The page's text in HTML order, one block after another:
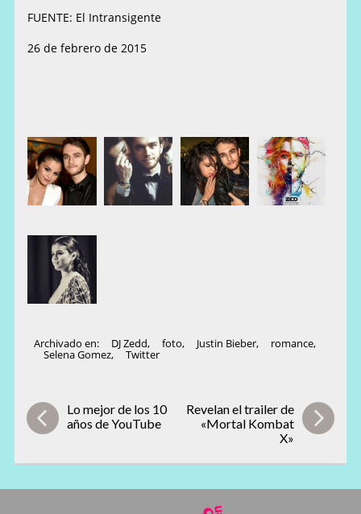
FUENTE: El Intransigente
26 de febrero de 2015
Archivado en: DJ Zedd, foto, Justin Bieber, romance,
Selena Gomez, Twitter
Lo mejor de los 10
años de YouTube
Revelan el trailer de
«Mortal Kombat
X»